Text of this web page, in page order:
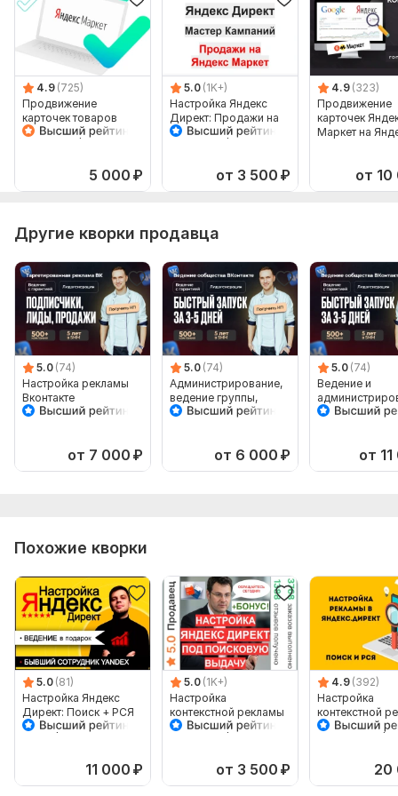
Целевая аудитория: регион, возраст, интересы, портрет
клиента.
Материалы (фото/видео, если есть).
Бюджет на рекламу
Фриланс услуга включает:
Ретаргетинг
Настройка UTM меток
Настройка минус площадок
Заполнение расширений
Консультация
Количество ключевых слов: 100
Срок выполнения:
30 дней
Тип: Создание и настройка
4.9 (725)
Продвижение
карточек товаров
Яндекс Маркет в
5 000 ₽
5.0 (1K+)
Настройка Яндекс
Директ: Продажи на
Яндекс Маркет
от 3 500 ₽
4.9 (323)
Продвижение
карточек
Маркет на
от
Другие кворки продавца
5.0 (74)
Настройка рекламы
Вконтакте
от 7 000 ₽
5.0 (74)
Администрирование,
ведение группы,
паблика ВКонтакте
от 6 000 ₽
5.0 (74)
Ведение и
Вконтакте
от
Похожие кворки
5.0 (81)
Настройка Яндекс
Директ: Поиск + РСЯ
+ Ретаргетинг +
11 000 ₽
5.0 (1K+)
Настройка
контекстной рекламы
Яндекс Директ в
от 3 500 ₽
4.9 (392)
Настройка
контекстной
в Яндекс
20